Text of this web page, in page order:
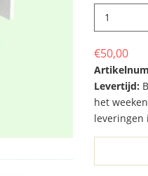
€50,00
Levertijd:
het
leveringen